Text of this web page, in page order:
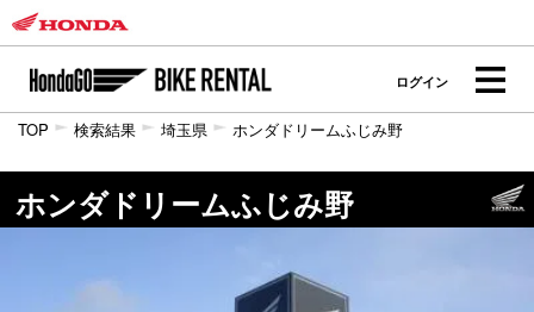
ログイン
TOP 検索結果 埼玉県 ホンダドリームふじみ野
ホンダドリームふじみ野